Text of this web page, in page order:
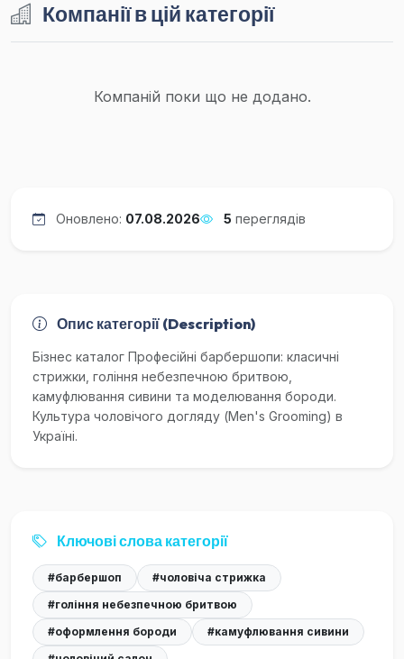
Компанії в цій категорії
Компаній поки що не додано.
Оновлено: 07.08.2026 5 переглядів
Опис категорії (Description)
Бізнес каталог Професійні барбершопи: класичні
стрижки, гоління небезпечною бритвою,
камуфлювання сивини та моделювання бороди.
Культура чоловічого догляду (Men's Grooming) в
Україні.
Ключові слова категорії
#барбершоп
#чоловіча стрижка
#гоління небезпечною бритвою
#оформлення бороди
#камуфлювання сивини